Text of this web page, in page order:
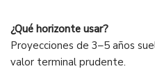
¿Qué horizonte usar?
Proyecciones de 3–5 años
valor terminal prudente.